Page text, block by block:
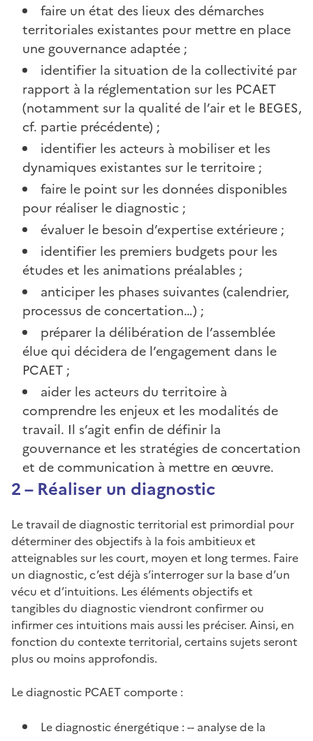
faire un état des lieux des démarches
territoriales existantes pour mettre en place
une gouvernance adaptée ;
identifier la situation de la collectivité par
rapport à la réglementation sur les PCAET
(notamment sur la qualité de l’air et le BEGES,
cf. partie précédente) ;
identifier les acteurs à mobiliser et les
dynamiques existantes sur le territoire ;
faire le point sur les données disponibles
pour réaliser le diagnostic ;
évaluer le besoin d’expertise extérieure ;
identifier les premiers budgets pour les
études et les animations préalables ;
anticiper les phases suivantes (calendrier,
processus de concertation…) ;
préparer la délibération de l’assemblée
élue qui décidera de l’engagement dans le
PCAET ;
aider les acteurs du territoire à
comprendre les enjeux et les modalités de
travail. Il s’agit enfin de définir la
gouvernance et les stratégies de concertation
et de communication à mettre en œuvre.
2 – Réaliser un diagnostic
Le travail de diagnostic territorial est primordial pour
déterminer des objectifs à la fois ambitieux et
atteignables sur les court, moyen et long termes. Faire
un diagnostic, c’est déjà s’interroger sur la base d’un
vécu et d’intuitions. Les éléments objectifs et
tangibles du diagnostic viendront confirmer ou
infirmer ces intuitions mais aussi les préciser. Ainsi, en
fonction du contexte territorial, certains sujets seront
plus ou moins approfondis.
Le diagnostic PCAET comporte :
Le diagnostic énergétique : -- analyse de la